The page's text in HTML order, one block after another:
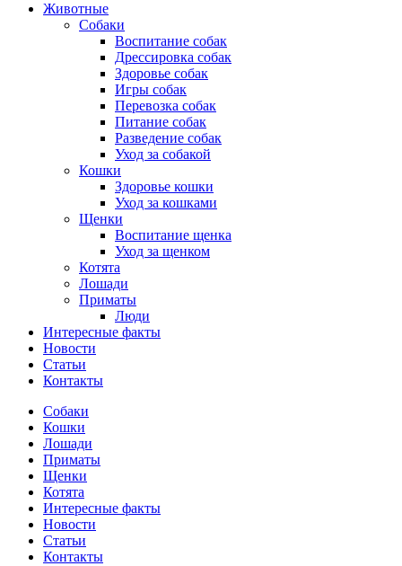
Животные
Собаки
Воспитание собак
Дрессировка собак
Здоровье собак
Игры собак
Перевозка собак
Питание собак
Разведение собак
Уход за собакой
Кошки
Здоровье кошки
Уход за кошками
Щенки
Воспитание щенка
Уход за щенком
Котята
Лошади
Приматы
Люди
Интересные факты
Новости
Статьи
Контакты
Собаки
Кошки
Лошади
Приматы
Щенки
Котята
Интересные факты
Новости
Статьи
Контакты